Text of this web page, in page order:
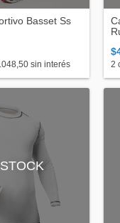
Basset Ss
sin interés 2